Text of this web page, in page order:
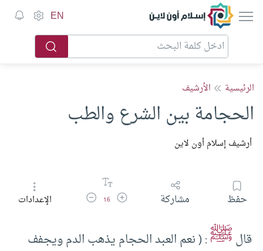
إسلام أون لاين EN
الرئيسية الأرشيف
الحجامة بين الشرع والطب
أرشيف إسلام أون لاين
حفظ مشاركة زيادة حجم الخط
16 تقليل حجم الخطالإعدادات
قالﷺ: ( نعم العبد الحجام يذهب الدم ويجفف